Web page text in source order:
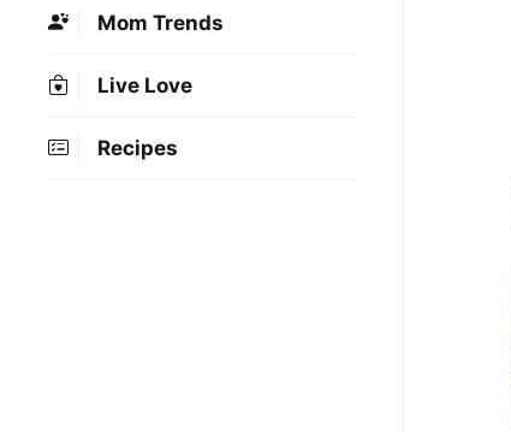
Mom Trends
Live Love
Recipes